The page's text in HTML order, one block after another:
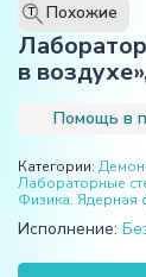
T Похожие
в
Помощь в
Категории:
Лабораторные
Физика. Ядерная
Исполнение: